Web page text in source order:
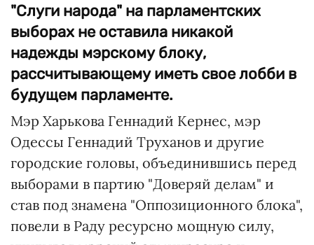
"Слуги народа" на парламентских
выборах не оставила никакой
надежды мэрскому блоку,
рассчитывающему иметь свое лобби в
будущем парламенте.
Мэр Харькова Геннадий Кернес, мэр
Одессы Геннадий Труханов и другие
городские головы, объединившись перед
выборами в партию "Доверяй делам" и
став под знамена "Оппозиционного блока",
повели в Раду ресурсно мощную силу,